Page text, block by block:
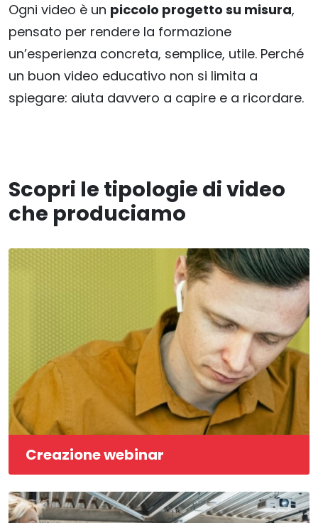
Ogni video è un piccolo progetto su misura,
pensato per rendere la formazione
un’esperienza concreta, semplice, utile. Perché
un buon video educativo non si limita a
spiegare: aiuta davvero a capire e a ricordare.
Scopri le tipologie di video
che produciamo
Creazione webinar